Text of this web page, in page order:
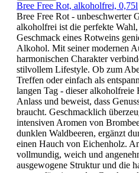
Bree Free Rot, alkoholfrei, 0,75l
Bree Free Rot - unbeschwerter
alkoholfrei ist die perfekte
Geschmack eines Rotweins
Alkohol. Mit seiner modernen
harmonischen Charakter
stilvollem Lifestyle. Ob zum
Treffen oder einfach als
langen Tag - dieser alkoholfreie
Anlass und beweist, dass
braucht. Geschmacklich
intensiven Aromen von
dunklen Waldbeeren, ergänzt
einen Hauch von Eichenholz.
vollmundig, weich und
ausgewogene Struktur und die